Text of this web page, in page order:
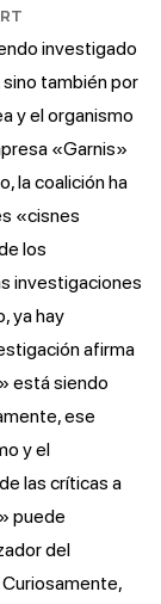
investigado
también por
y el organismo
«Garnis»
la coalición ha
«cisnes
los
investigaciones
ya hay
afirma
está siendo
ese
yel
las críticas a
puede
del